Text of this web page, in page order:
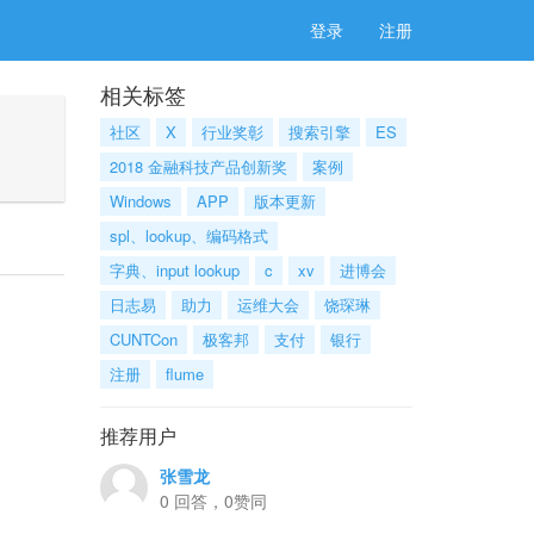
登录 注册
相关标签
社区 X 行业奖彰 搜索引擎
ES
2018 金融科技产品创新奖
案例
Windows
APP
版本更新
spl、lookup、编码格式
字典、input lookup
c xv
进博会
日志易
助力 运维大会
饶琛琳
CUNTCon
极客邦 支付
银行
注册
flume
推荐用户
张雪龙
0 回答，0赞同